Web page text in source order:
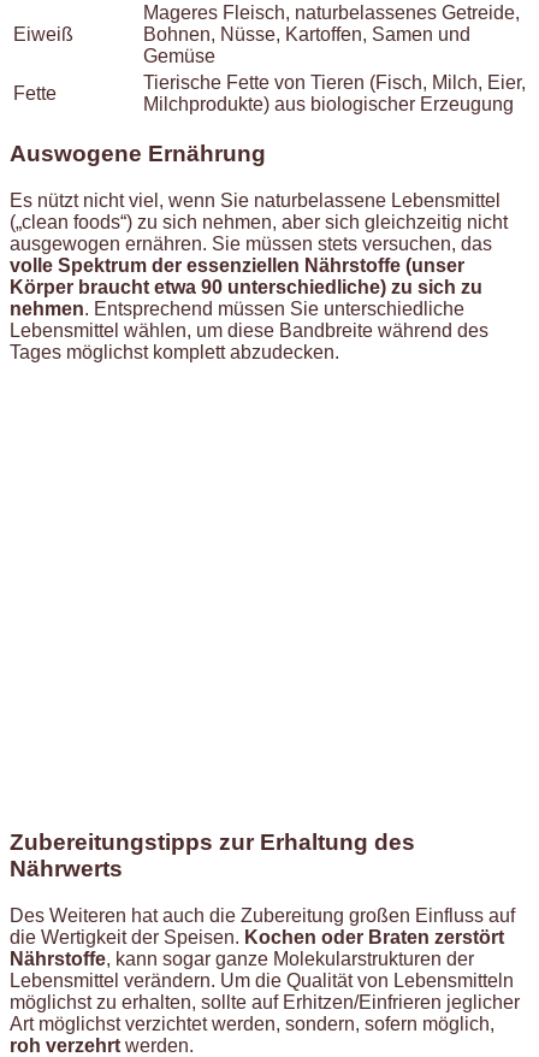
Eiweiß
Mageres Fleisch, naturbelassenes Getreide,
Bohnen, Nüsse, Kartoffen, Samen und
Gemüse
Fette
Tierische Fette von Tieren (Fisch, Milch, Eier,
Milchprodukte) aus biologischer Erzeugung
Auswogene Ernährung
Es nützt nicht viel, wenn Sie naturbelassene Lebensmittel
(„clean foods“) zu sich nehmen, aber sich gleichzeitig nicht
ausgewogen ernähren. Sie müssen stets versuchen, das
volle Spektrum der essenziellen Nährstoffe (unser
Körper braucht etwa 90 unterschiedliche) zu sich zu
nehmen. Entsprechend müssen Sie unterschiedliche
Lebensmittel wählen, um diese Bandbreite während des
Tages möglichst komplett abzudecken.
Zubereitungstipps zur Erhaltung des
Nährwerts
Des Weiteren hat auch die Zubereitung großen Einfluss auf
die Wertigkeit der Speisen. Kochen oder Braten zerstört
Nährstoffe, kann sogar ganze Molekularstrukturen der
Lebensmittel verändern. Um die Qualität von Lebensmitteln
möglichst zu erhalten, sollte auf Erhitzen/Einfrieren jeglicher
Art möglichst verzichtet werden, sondern, sofern möglich,
roh verzehrt werden.